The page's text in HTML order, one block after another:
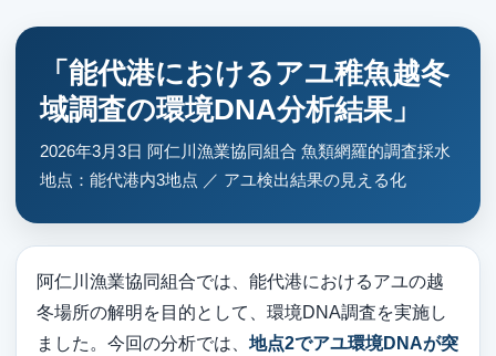
「能代港におけるアユ稚魚越冬
域調査の環境DNA分析結果」
2026年3月3日 阿仁川漁業協同組合 魚類網羅的調査採水
地点：能代港内3地点 ／ アユ検出結果の見える化
阿仁川漁業協同組合では、能代港におけるアユの越
冬場所の解明を目的として、環境DNA調査を実施し
ました。今回の分析では、 地点2でアユ環境DNAが突